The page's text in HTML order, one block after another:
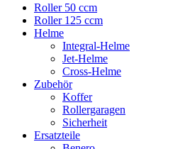
Roller 50 ccm
Roller 125 ccm
Helme
Integral-Helme
Jet-Helme
Cross-Helme
Zubehör
Koffer
Rollergaragen
Sicherheit
Ersatzteile